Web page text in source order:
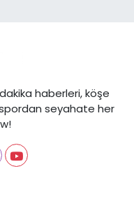
haberleri, köşe
seyahate her